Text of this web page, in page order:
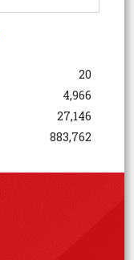
20
4,966
27,146
883,762